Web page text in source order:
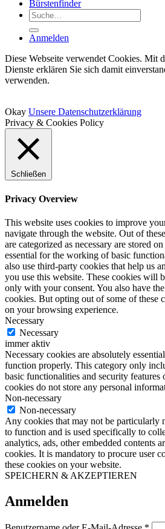
Bürstenfinder
Suche
nach:
Anmelden
Diese Webseite verwendet Cookies. Mit
Dienste erklären Sie sich damit
verwenden.
Okay Unsere Datenschutzerklärung
Privacy & Cookies Policy
Schließen
Privacy Overview
This website uses cookies to improve
navigate through the website. Out of
are categorized as necessary are stored
essential for the working of basic
also use third-party cookies that help us
you use this website. These cookies will
only with your consent. You also have
cookies. But opting out of some of these
on your browsing experience.
Necessary
Necessary
immer aktiv
Necessary cookies are absolutely
function properly. This category only
basic functionalities and security features
cookies do not store any personal
Non-necessary
Non-necessary
Any cookies that may not be particularly
to function and is used specifically to
analytics, ads, other embedded contents
cookies. It is mandatory to procure user
these cookies on your website.
SPEICHERN & AKZEPTIEREN
Anmelden